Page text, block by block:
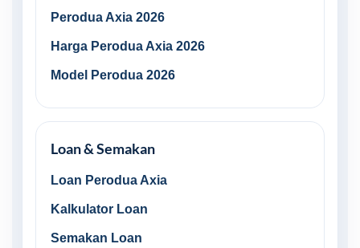
Perodua Axia 2026
Harga Perodua Axia 2026
Model Perodua 2026
Loan & Semakan
Loan Perodua Axia
Kalkulator Loan
Semakan Loan